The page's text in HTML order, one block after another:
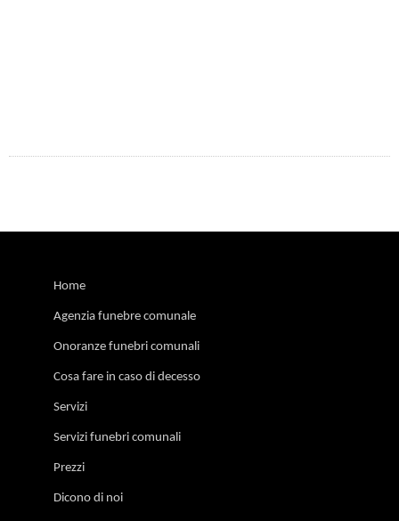
Home
Agenzia funebre comunale
Onoranze funebri comunali
Cosa fare in caso di decesso
Servizi
Servizi funebri comunali
Prezzi
Dicono di noi